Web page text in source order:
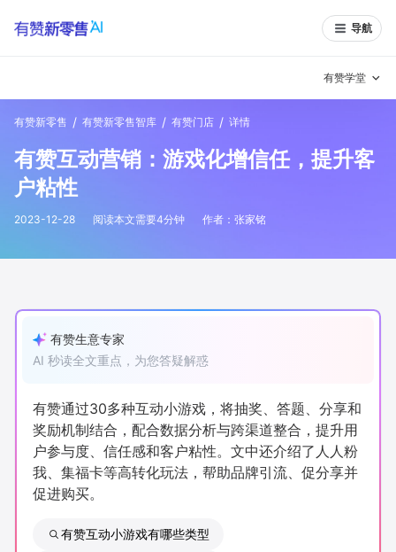
导航
有赞学堂
私域日历
有赞说案例拆解 有赞专家说
有赞春季发布会
新零售私享会 门店经营增长公开课
AllValue 战略合作
增长产品指南
智库 产品场景库
有赞新零售 / 有赞新零售智库 / 有赞门店 / 详情
有赞互动营销：游戏化增信任，提升客
户粘性
2023-12-28 阅读本文需要4分钟 作者： 张家铭
有赞生意专家
AI 秒读全文重点，为您答疑解惑
有赞通过30多种互动小游戏，将抽奖、答题、分享和
奖励机制结合，配合数据分析与跨渠道整合，提升用
户参与度、信任感和客户粘性。文中还介绍了人人粉
我、集福卡等高转化玩法，帮助品牌引流、促分享并
促进购买。
有赞互动小游戏有哪些类型